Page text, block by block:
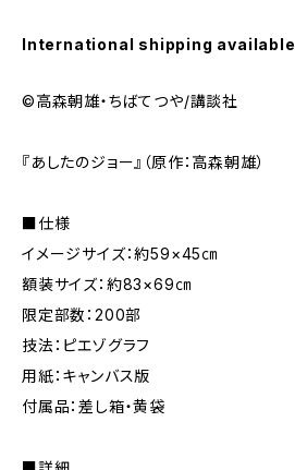
International shipping available
©高森朝雄・ちばてつや/講談社
『あしたのジョー』（原作：高森朝雄）
■仕様
イメージサイズ：約59×45㎝
額装サイズ：約83×69㎝
限定部数：200部
技法：ピエゾグラフ
用紙：キャンバス版
付属品：差し箱・黄袋